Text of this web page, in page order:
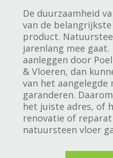
De duurzaamheid
van de
product.
jarenlang mee gaat.
aanleggen door
& Vloeren, dan
van het aangelegde
garanderen.
het juiste adres, of
renovatie of
natuursteen vloer